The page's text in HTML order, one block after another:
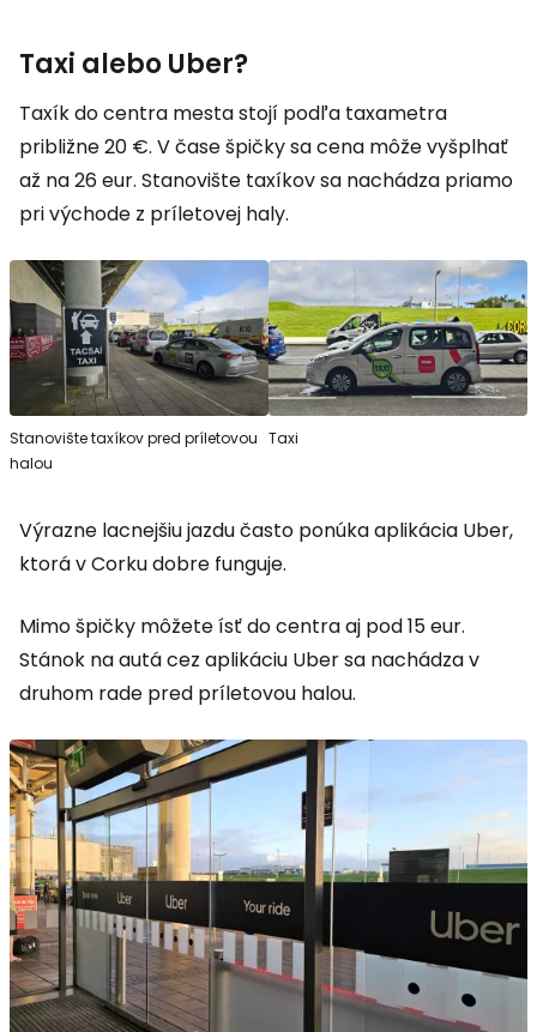
Taxi alebo Uber?
Taxík do centra mesta stojí podľa taxametra
približne 20 €. V čase špičky sa cena môže vyšplhať
až na 26 eur. Stanovište taxíkov sa nachádza priamo
pri východe z príletovej haly.
Stanovište taxíkov pred príletovou
halou
Taxi
Výrazne lacnejšiu jazdu často ponúka aplikácia Uber,
ktorá v Corku dobre funguje.
Mimo špičky môžete ísť do centra aj pod 15 eur.
Stánok na autá cez aplikáciu Uber sa nachádza v
druhom rade pred príletovou halou.